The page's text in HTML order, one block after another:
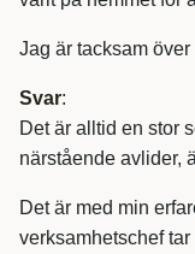
Jag är tacksam
Svar:
Det är alltid en stor
närstående avlider,
Det är med min
verksamhetschef